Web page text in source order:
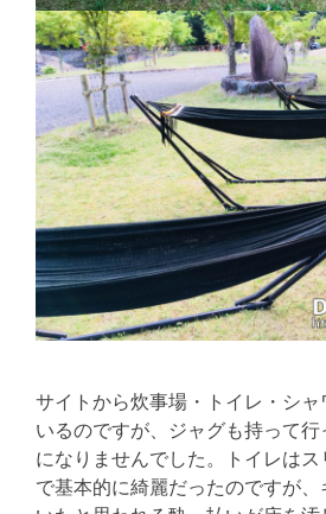
サイトから炊事場・トイレ・シ
いるのですが、ジャグも持って
になりませんでした。トイレは
で基本的に綺麗だったのですが